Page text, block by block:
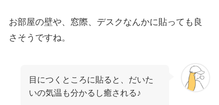
お部屋の壁や、窓際、デスクなんかに貼っても良
さそうですね。
目につくところに貼ると、だいた
いの気温も分かるし癒される♪